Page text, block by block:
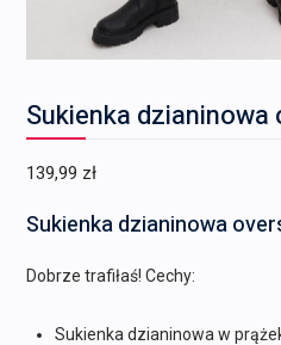
Sukienka
139,99 zł
Sukienka dzianinowa
Dobrze trafiłaś! Cechy:
Sukienka dzianinowa w